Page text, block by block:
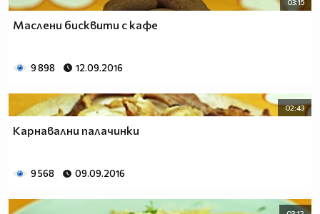
03:15
Маслени бисквити с кафе
9 898 12.09.2016
02:43
Карнавални палачинки
9 568 09.09.2016